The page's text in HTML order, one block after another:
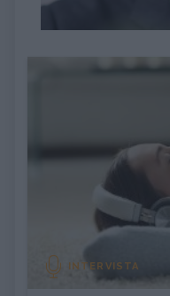
INTERVISTA